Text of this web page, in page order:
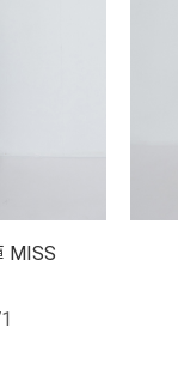
MISS